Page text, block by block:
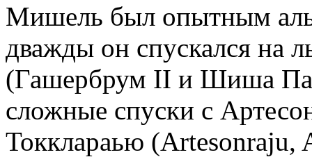
Мишель был опытным
дважды он спускался на
(Гашербрум II и Шиша
сложные спуски с
Токклараью (Artesonraju,